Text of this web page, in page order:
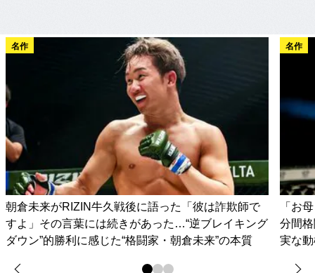
名作
朝倉未来がRIZIN牛久戦後に語った「彼は詐欺師で
すよ」その言葉には続きがあった…“逆ブレイキング
ダウン”的勝利に感じた“格闘家・朝倉未来”の本質
名作
「お
分間
実な